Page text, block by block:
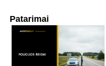
Patarimai